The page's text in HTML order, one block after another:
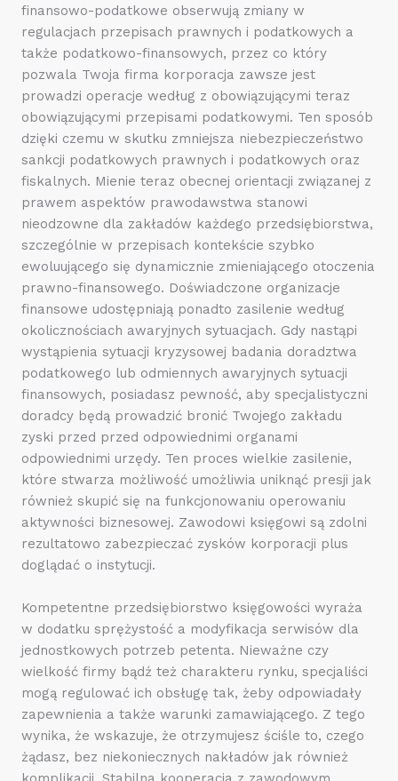
finansowo-podatkowe obserwują zmiany w
regulacjach przepisach prawnych i podatkowych a
także podatkowo-finansowych, przez co który
pozwala Twoja firma korporacja zawsze jest
prowadzi operacje według z obowiązującymi teraz
obowiązującymi przepisami podatkowymi. Ten sposób
dzięki czemu w skutku zmniejsza niebezpieczeństwo
sankcji podatkowych prawnych i podatkowych oraz
fiskalnych. Mienie teraz obecnej orientacji związanej z
prawem aspektów prawodawstwa stanowi
nieodzowne dla zakładów każdego przedsiębiorstwa,
szczególnie w przepisach kontekście szybko
ewoluującego się dynamicznie zmieniającego otoczenia
prawno-finansowego. Doświadczone organizacje
finansowe udostępniają ponadto zasilenie według
okolicznościach awaryjnych sytuacjach. Gdy nastąpi
wystąpienia sytuacji kryzysowej badania doradztwa
podatkowego lub odmiennych awaryjnych sytuacji
finansowych, posiadasz pewność, aby specjalistyczni
doradcy będą prowadzić bronić Twojego zakładu
zyski przed przed odpowiednimi organami
odpowiednimi urzędy. Ten proces wielkie zasilenie,
które stwarza możliwość umożliwia uniknąć presji jak
również skupić się na funkcjonowaniu operowaniu
aktywności biznesowej. Zawodowi księgowi są zdolni
rezultatowo zabezpieczać zysków korporacji plus
doglądać o instytucji.
Kompetentne przedsiębiorstwo księgowości wyraża
w dodatku sprężystość a modyfikacja serwisów dla
jednostkowych potrzeb petenta. Nieważne czy
wielkość firmy bądź też charakteru rynku, specjaliści
mogą regulować ich obsługę tak, żeby odpowiadały
zapewnienia a także warunki zamawiającego. Z tego
wynika, że wskazuje, że otrzymujesz ściśle to, czego
żądasz, bez niekoniecznych nakładów jak również